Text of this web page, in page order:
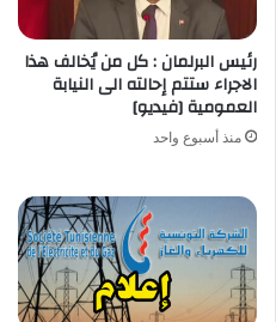
رئيس البرلمان : كل من يُخالف هذا
الاجراء ستتم إحالته الى النيابة
العمومية [فيديو]
منذ أسبوع واحد